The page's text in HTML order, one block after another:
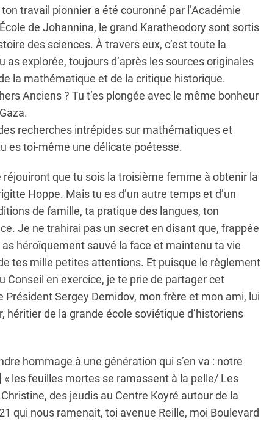
travail pionnier a été couronné par l’Académie
de Johannina, le grand Karatheodory sont sortis
des sciences. À travers eux, c’est toute la
explorée, toujours d’après les sources originales
la mathématique et de la critique historique.
Anciens ? Tu t’es plongée avec le même bonheur
recherches intrépides sur mathématiques et
es toi-même une délicate poétesse.
que tu sois la troisième femme à obtenir la
Hoppe. Mais tu es d’un autre temps et d’un
de famille, ta pratique des langues, ton
Je ne trahirai pas un secret en disant que, frappée
héroïquement sauvé la face et maintenu ta vie
tes mille petites attentions. Et puisque le règlement
en exercice, je te prie de partager cet
Sergey Demidov, mon frère et mon ami, lui
de la grande école soviétique d’historiens
hommage à une génération qui s’en va : notre
les feuilles mortes se ramassent à la pelle/ Les
des jeudis au Centre Koyré autour de la
qui nous ramenait, toi avenue Reille, moi Boulevard